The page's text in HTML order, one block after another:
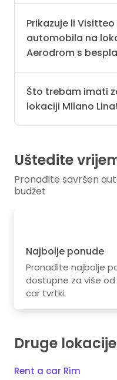
Prikazuje li
automobila na
Aerodrom s
Što trebam imati
lokaciji Milano
Uštedite
Pronađite savršen
budžet
Najbolje ponude
Pronađite najbolje
dostupne za više od
car tvrtki.
Druge
Rent a car Rim